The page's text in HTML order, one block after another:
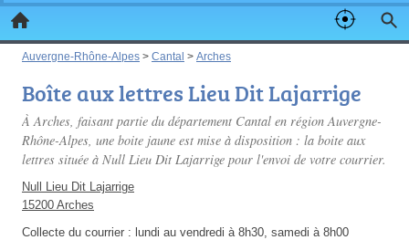
Auvergne-Rhône-Alpes > Cantal > Arches
Boîte aux lettres Lieu Dit Lajarrige
À Arches, faisant partie du département Cantal en région Auvergne-
Rhône-Alpes, une boite jaune est mise à disposition : la boite aux
lettres située à Null Lieu Dit Lajarrige pour l'envoi de votre courrier.
Null Lieu Dit Lajarrige
15200 Arches
Collecte du courrier : lundi au vendredi à 8h30, samedi à 8h00